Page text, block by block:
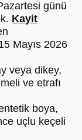
günü
Kayit
Mayıs 2026
veya dikey,
ve etrafı
boya,
uçlu keçeli